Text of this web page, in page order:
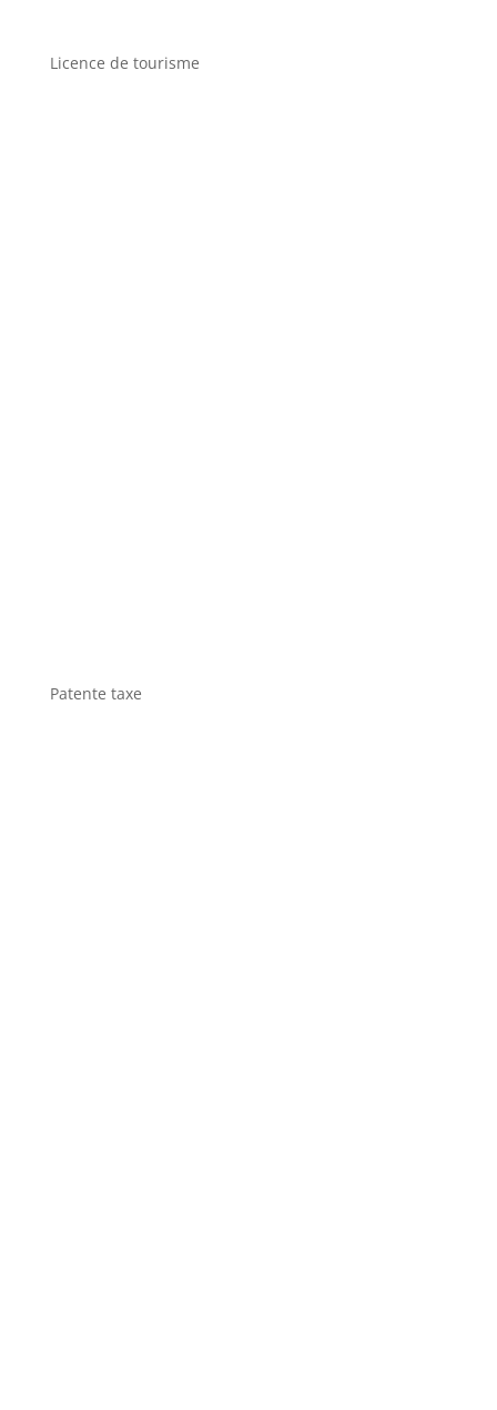
Licence de tourisme
Patente taxe